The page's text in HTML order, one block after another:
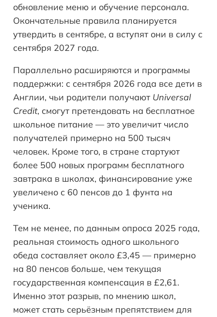
обновление меню и обучение персонала.
Окончательные правила планируется
утвердить в сентябре, а вступят они в силу с
сентября 2027 года.
Параллельно расширяются и программы
поддержки: с сентября 2026 года все дети в
Англии, чьи родители получают Universal
Credit, смогут претендовать на бесплатное
школьное питание — это увеличит число
получателей примерно на 500 тысяч
человек. Кроме того, в стране стартуют
более 500 новых программ бесплатного
завтрака в школах, финансирование уже
увеличено с 60 пенсов до 1 фунта на
ученика.
Тем не менее, по данным опроса 2025 года,
реальная стоимость одного школьного
обеда составляет около £3,45 — примерно
на 80 пенсов больше, чем текущая
государственная компенсация в £2,61.
Именно этот разрыв, по мнению школ,
может стать серьёзным препятствием для